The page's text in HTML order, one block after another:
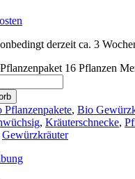
derzeit ca. 3
16 Pflanzen
Pflanzenpakete, Bio
, Kräuterschnecke,
Gewürzkräuter